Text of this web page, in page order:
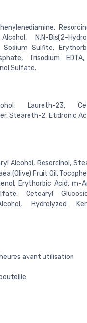
N,N-Bis(2-
Sodium Sulfite,
Trisodium
Sulfate.
Laureth-23,
Steareth-2, Etidronic
Alcohol, Resorcinol,
(Olive) Fruit Oil,
Erythorbic Acid, m-
Cetearyl
Hydrolyzed
avant utilisation